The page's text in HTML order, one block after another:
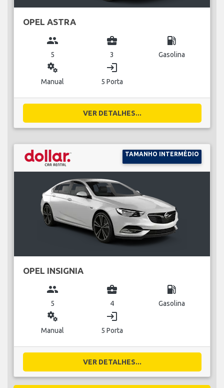
OPEL ASTRA
group
5
business_center
3
local_gas_station
Gasolina
miscellaneous_services
Manual
login
5 Porta
VER DETALHES...
TAMANHO INTERMÉDIO
OPEL INSIGNIA
group
5
business_center
4
local_gas_station
Gasolina
miscellaneous_services
Manual
login
5 Porta
VER DETALHES...